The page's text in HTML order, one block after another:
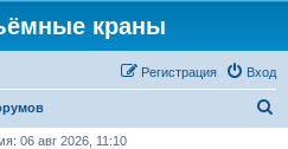
краны
Вход
Регистрация
06 авг 2026, 11:10